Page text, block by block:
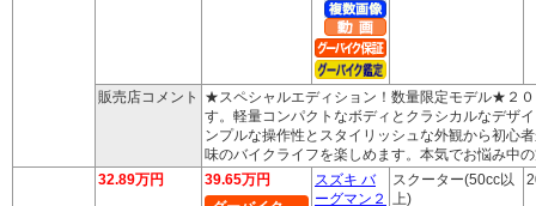
販売店コメント
★スペシャルエディション！数量限定モデル★２
す。軽量コンパクトなボディとクラシカルなデザ
ンプルな操作性とスタイリッシュな外観から初心
味のバイクライフを楽しめます。本気でお悩み中
32.89万円
39.65万円
スズキ バ
ーグマン２
スクーター(50cc以
上)